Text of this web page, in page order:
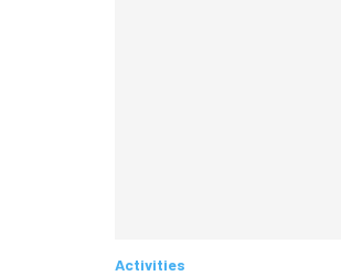
Activities